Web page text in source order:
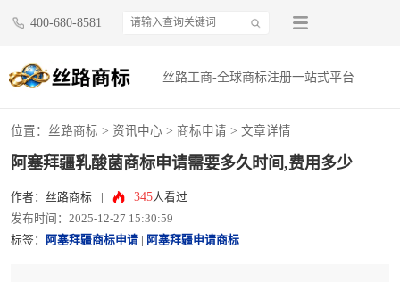
400-680-8581
丝路工商-全球商标注册一站式平台
位置： 丝路商标 > 资讯中心 > 商标申请 > 文章详情
阿塞拜疆乳酸菌商标申请需要多久时间,费用多少
作者：丝路商标 345人看过
发布时间：2025-12-27 15:30:59
标签：
阿塞拜疆商标申请 阿塞拜疆申请商标